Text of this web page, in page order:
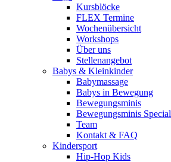
Kursblöcke
FLEX Termine
Wochenübersicht
Workshops
Über uns
Stellenangebot
Babys & Kleinkinder
Babymassage
Babys in Bewegung
Bewegungsminis
Bewegungsminis Special
Team
Kontakt & FAQ
Kindersport
Hip-Hop Kids